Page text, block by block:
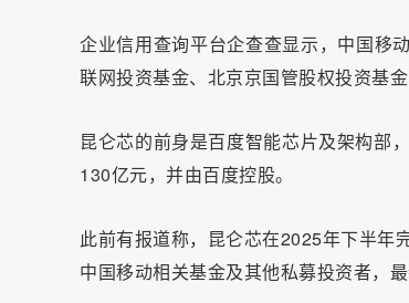
企业信用查询平台企查查显示，中国移
联网投资基金、北京京国管股权投资基
昆仑芯的前身是百度智能芯片及架构部
130亿元，并由百度控股。
此前有报道称，昆仑芯在2025年下半年
中国移动相关基金及其他私募投资者，